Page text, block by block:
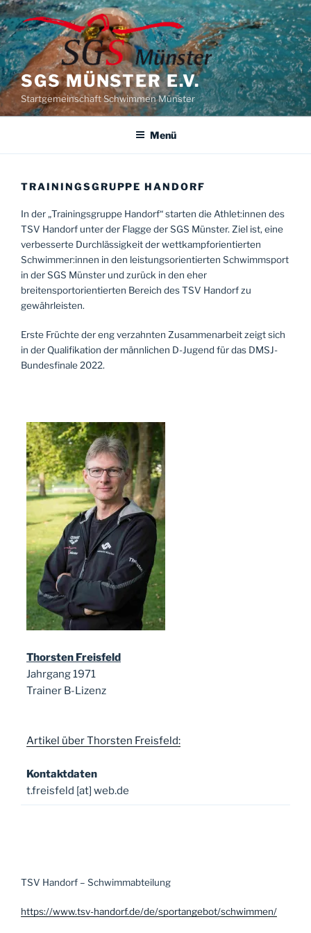
Zum
Inhalt
springen
SGS MÜNSTER E.V.
Startgemeinschaft Schwimmen Münster
Menü
TRAININGSGRUPPE HANDORF
In der „Trainingsgruppe Handorf“ starten die Athlet:innen des
TSV Handorf unter der Flagge der SGS Münster. Ziel ist, eine
verbesserte Durchlässigkeit der wettkampforientierten
Schwimmer:innen in den leistungsorientierten Schwimmsport
in der SGS Münster und zurück in den eher
breitensportorientierten Bereich des TSV Handorf zu
gewährleisten.
Erste Früchte der eng verzahnten Zusammenarbeit zeigt sich
in der Qualifikation der männlichen D-Jugend für das DMSJ-
Bundesfinale 2022.
Thorsten Freisfeld
Jahrgang 1971
Trainer B-Lizenz
Artikel über Thorsten Freisfeld:
Kontaktdaten
t.freisfeld [at] web.de
TSV Handorf – Schwimmabteilung
https://www.tsv-handorf.de/de/sportangebot/schwimmen/